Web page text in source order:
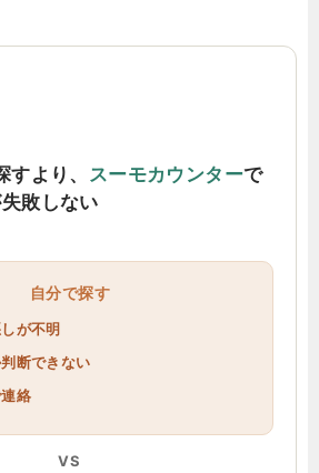
すより、 スーモカウンターで
敗しない
自分で探す
が不明
断できない
絡
VS